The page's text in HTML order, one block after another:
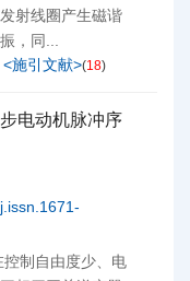
射线圈产生磁谐
，同...
<施引文献>(18)
电动机脉冲序
制自由度少、电